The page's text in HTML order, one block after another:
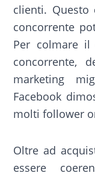
clienti.
concorrente
Per colmare
concorrente,
marketing
Facebook
molti follower
Oltre ad
essere